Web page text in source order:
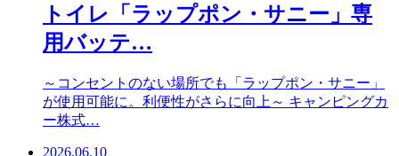
トイレ「ラップポン・サニー」専
用バッテ…
～コンセントのない場所でも「ラップポン・サニー」
が使用可能に。利便性がさらに向上～ キャンピングカ
ー株式…
2026.06.10